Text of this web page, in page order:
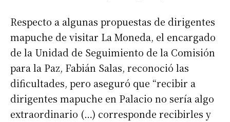
Respecto a algunas propuestas de dirigentes
mapuche de visitar La Moneda, el encargado
de la Unidad de Seguimiento de la Comisión
para la Paz, Fabián Salas, reconoció las
dificultades, pero aseguró que “recibir a
dirigentes mapuche en Palacio no sería algo
extraordinario (…) corresponde recibirles y